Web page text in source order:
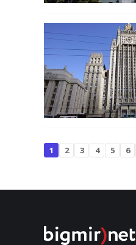
1 2 3 4 5 6